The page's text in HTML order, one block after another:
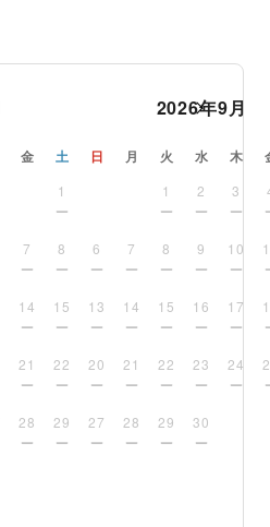
金 土
1
7 8
14 15
21 22
28 29
2026年9月
日 月 火 水 木
1 2 3
6 7 8 9 10
13 14 15 16 17
20 21 22 23 24
27 28 29 30